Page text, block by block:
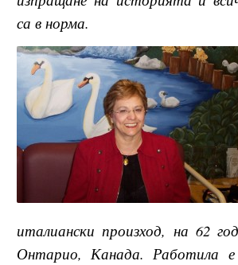
са в норма.
италиански произход, на 62
Онтарио, Канада. Работила